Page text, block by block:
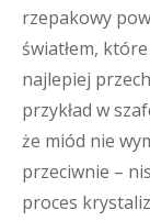
rzepakowy
światłem,
najlepiej
przykład w
że miód nie
przeciwnie –
proces